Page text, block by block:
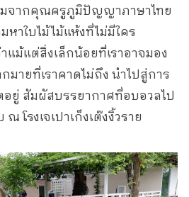
จากคุณครูภูมิปัญญาภาษาไทย
าใบไม้ไม้แห้งที่ไม่มีใคร
ม้แต่สิ่งเล็กน้อยที่เราอาจมอง
ายที่เราคาดไม่ถึง นำไปสู่การ
ยู่ สัมผัสบรรยากาศที่อบอวลไป
โรงเจเปาเก็งเต๊งงิ้วราย